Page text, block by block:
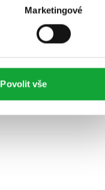
Marketingové
Povolit vše